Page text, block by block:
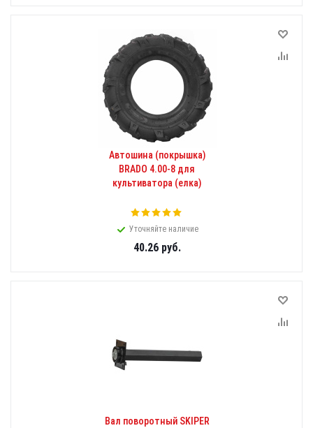
Автошина (покрышка)
BRADO 4.00-8 для
культиватора (елка)
Уточняйте наличие
40.26руб.
Вал поворотный SKIPER